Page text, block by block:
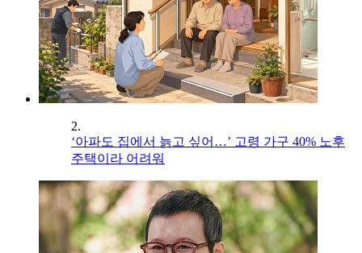
2.
‘아파도 집에서 늙고 싶어…’ 고령 가구 40% 노후
주택이라 어려워